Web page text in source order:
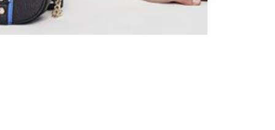
Trendy